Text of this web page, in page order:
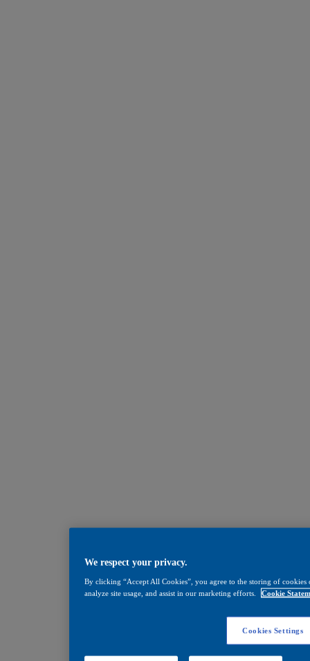
We respect your privacy.
By clicking “Accept All Cookies”, you agree to the storing of
analyze site usage, and assist in our marketing efforts.
Cookie
Cookies Settings